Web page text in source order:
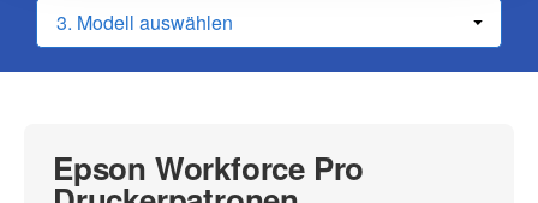
Epson Workforce Pro